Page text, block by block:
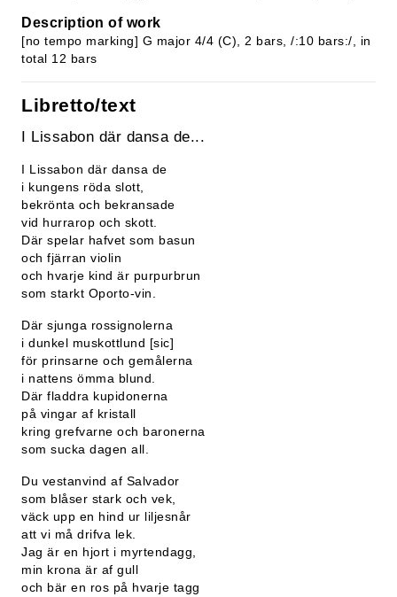
Description of work
[no tempo marking] G major 4/4 (C), 2 bars, /:10 bars:/, in
total 12 bars
Libretto/text
I Lissabon där dansa de...
I Lissabon där dansa de
i kungens röda slott,
bekrönta och bekransade
vid hurrarop och skott.
Där spelar hafvet som basun
och fjärran violin
och hvarje kind är purpurbrun
som starkt Oporto-vin.
Där sjunga rossignolerna
i dunkel muskottlund [sic]
för prinsarne och gemålerna
i nattens ömma blund.
Där fladdra kupidonerna
på vingar af kristall
kring grefvarne och baronerna
som sucka dagen all.
Du vestanvind af Salvador
som blåser stark och vek,
väck upp en hind ur liljesnår
att vi må drifva lek.
Jag är en hjort i myrtendagg,
min krona är af gull
och bär en ros på hvarje tagg